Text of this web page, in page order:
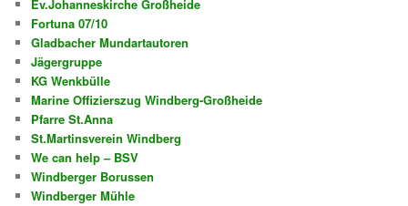
Ev.Johanneskirche Großheide
Fortuna 07/10
Gladbacher Mundartautoren
Jägergruppe
KG Wenkbülle
Marine Offizierszug Windberg-Großheide
Pfarre St.Anna
St.Martinsverein Windberg
We can help – BSV
Windberger Borussen
Windberger Mühle